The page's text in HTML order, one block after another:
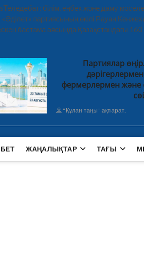
білім, еңбек және даму
партиясының өкілі Рауан
бастама аясында Қазақстандағы
Партиялар
фермерлермен және
"Құлан таңы" ақпарат.
ЖАҢАЛЫҚТАР ТАҒЫ